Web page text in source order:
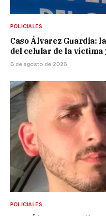
POLICIALES
Caso Álvarez Guardia:
del celular de la víctima
6 de agosto de 2026
POLICIALES